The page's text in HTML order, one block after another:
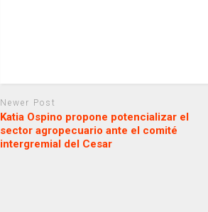
Newer Post
Katia Ospino propone potencializar el
sector agropecuario ante el comité
intergremial del Cesar